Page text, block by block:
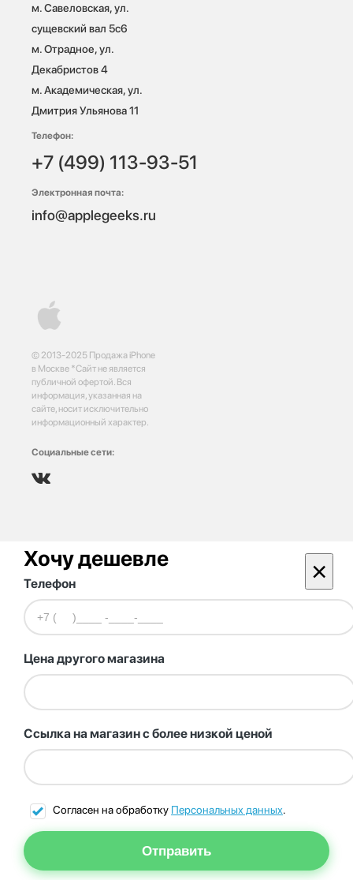
© 2013-2025 Продажа iPhone
в Москве *Сайт не является
публичной офертой. Вся
информация, указанная на
сайте, носит исключительно
информационный характер.
Социальные сети:
м. Савеловская, ул.
сущевский вал 5с6
м. Отрадное, ул.
Декабристов 4
м. Академическая, ул.
Дмитрия Ульянова 11
Телефон:
+7 (499) 113-93-51
Электронная почта:
info@applegeeks.ru
Хочу дешевле ×
Телефон
Цена другого магазина
Ссылка на магазин с более низкой ценой
Согласен на обработку Персональных данных.
Отправить